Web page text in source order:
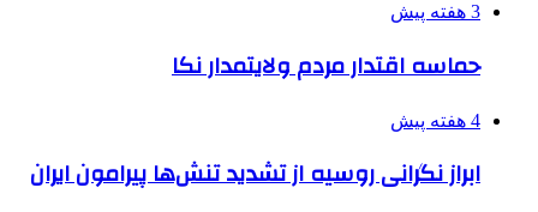
3 هفته پیش
حماسه اقتدار مردم ولایتمدار نکا
4 هفته پیش
ابراز نگرانی روسیه از تشدید تنش‌ها پیرامون ایران